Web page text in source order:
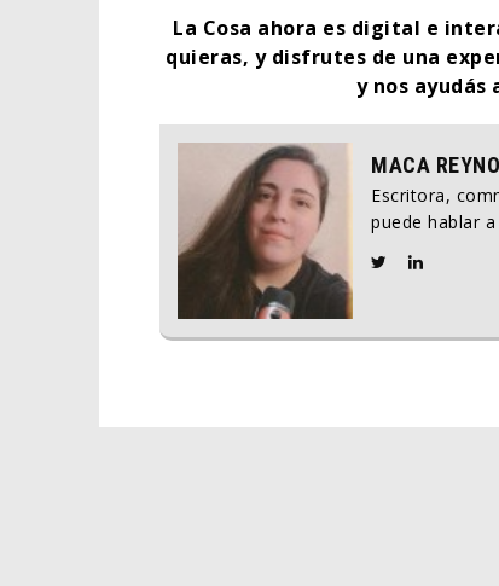
La Cosa ahora es digital e
quieras, y disfrutes de una
y nos ayudás
MACA
Escritora,
puede hablar